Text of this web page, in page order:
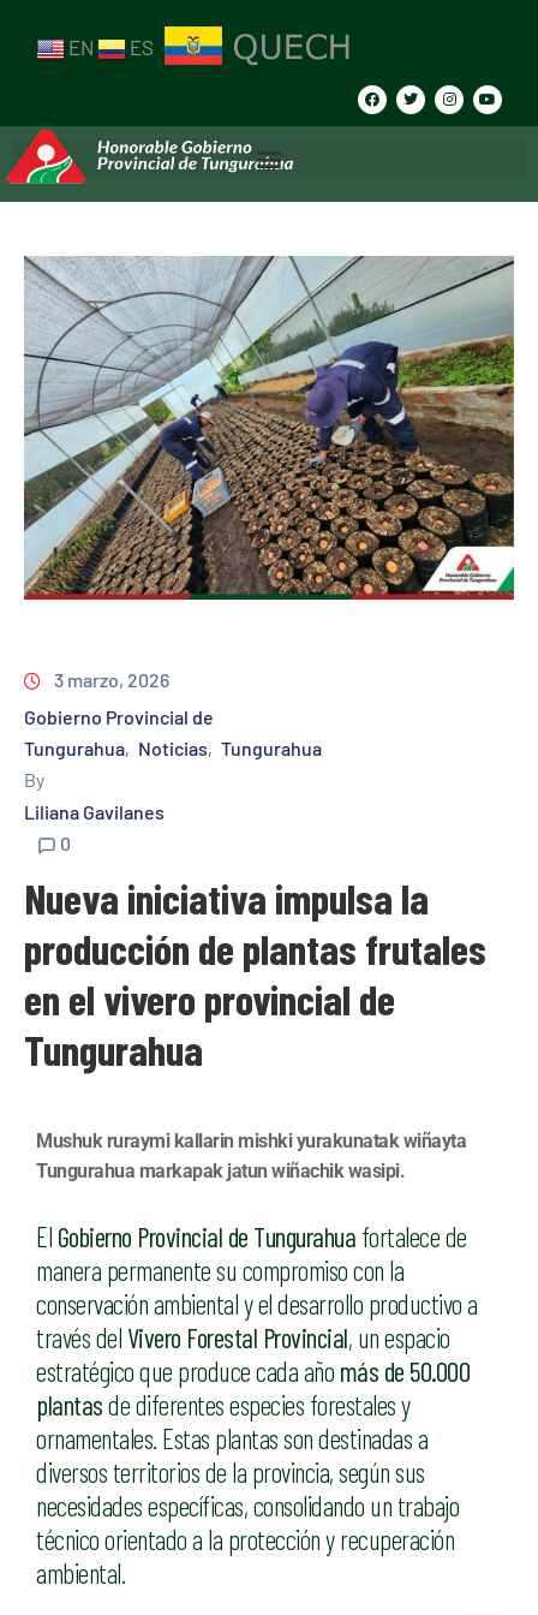
EN ES
3 marzo, 2026
Gobierno Provincial de
Tungurahua‚ Noticias‚ Tungurahua
By
Liliana Gavilanes
0
Nueva iniciativa impulsa la
producción de plantas frutales
en el vivero provincial de
Tungurahua
Mushuk ruraymi kallarin mishki yurakunatak wiñayta
Tungurahua markapak jatun wiñachik wasipi.
El Gobierno Provincial de Tungurahua fortalece de
manera permanente su compromiso con la
conservación ambiental y el desarrollo productivo a
través del Vivero Forestal Provincial, un espacio
estratégico que produce cada año más de 50.000
plantasde diferentes especies forestales y
ornamentales. Estas plantas son destinadas a
diversos territorios de la provincia, según sus
necesidades específicas, consolidando un trabajo
técnico orientado a la protección y recuperación
ambiental.